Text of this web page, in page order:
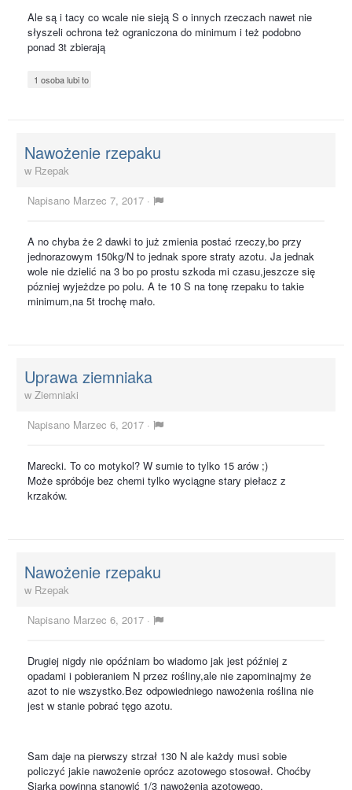
Ale są i tacy co wcale nie sieją S o innych rzeczach nawet nie
słyszeli ochrona też ograniczona do minimum i też podobno
ponad 3t zbierają
1 osoba lubi to
Nawożenie rzepaku
w Rzepak
Napisano Marzec 7, 2017 ·
A no chyba że 2 dawki to już zmienia postać rzeczy,bo przy
jednorazowym 150kg/N to jednak spore straty azotu. Ja jednak
wole nie dzielić na 3 bo po prostu szkoda mi czasu,jeszcze się
pózniej wyjeżdze po polu. A te 10 S na tonę rzepaku to takie
minimum,na 5t trochę mało.
Uprawa ziemniaka
w Ziemniaki
Napisano Marzec 6, 2017 ·
Marecki. To co motykol? W sumie to tylko 15 arów ;)
Może spróbóje bez chemi tylko wyciągne stary piełacz z
krzaków.
Nawożenie rzepaku
w Rzepak
Napisano Marzec 6, 2017 ·
Drugiej nigdy nie opóźniam bo wiadomo jak jest później z
opadami i pobieraniem N przez rośliny,ale nie zapominajmy że
azot to nie wszystko.Bez odpowiedniego nawożenia roślina nie
jest w stanie pobrać tęgo azotu.
Sam daje na pierwszy strzał 130 N ale każdy musi sobie
policzyć jakie nawożenie oprócz azotowego stosował. Choćby
Siarka powinna stanowić 1/3 nawożenia azotowego.